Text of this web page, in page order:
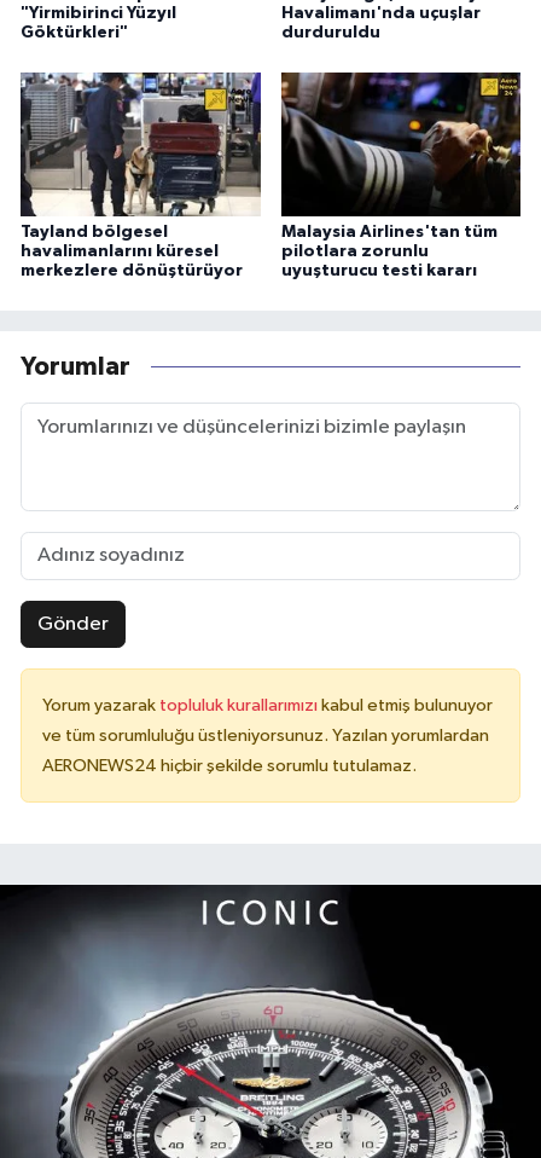
"Yirmibirinci Yüzyıl
Göktürkleri"
Havalimanı'nda uçuşlar
durduruldu
Tayland bölgesel
havalimanlarını küresel
merkezlere dönüştürüyor
Malaysia Airlines'tan tüm
pilotlara zorunlu
uyuşturucu testi kararı
Yorumlar
Gönder
Yorum yazarak topluluk kurallarımızı kabul etmiş bulunuyor
ve tüm sorumluluğu üstleniyorsunuz. Yazılan yorumlardan
AERONEWS24 hiçbir şekilde sorumlu tutulamaz.